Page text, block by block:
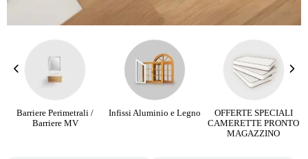
Infissi Aluminio e Legno
OFFERTE SPECIALI
Parquet Maxi Plancia 3
Strip da 12,90 €